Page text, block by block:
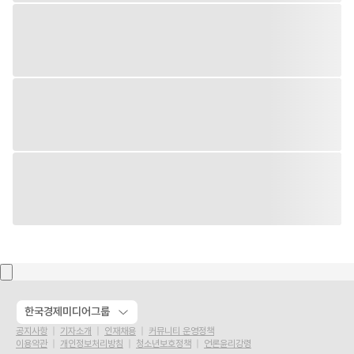
한국경제미디어그룹
공지사항 기자소개 인재채용
커뮤니티 운영정책
이용약관
개인정보처리방침 청소년보호정책 언론윤리강령